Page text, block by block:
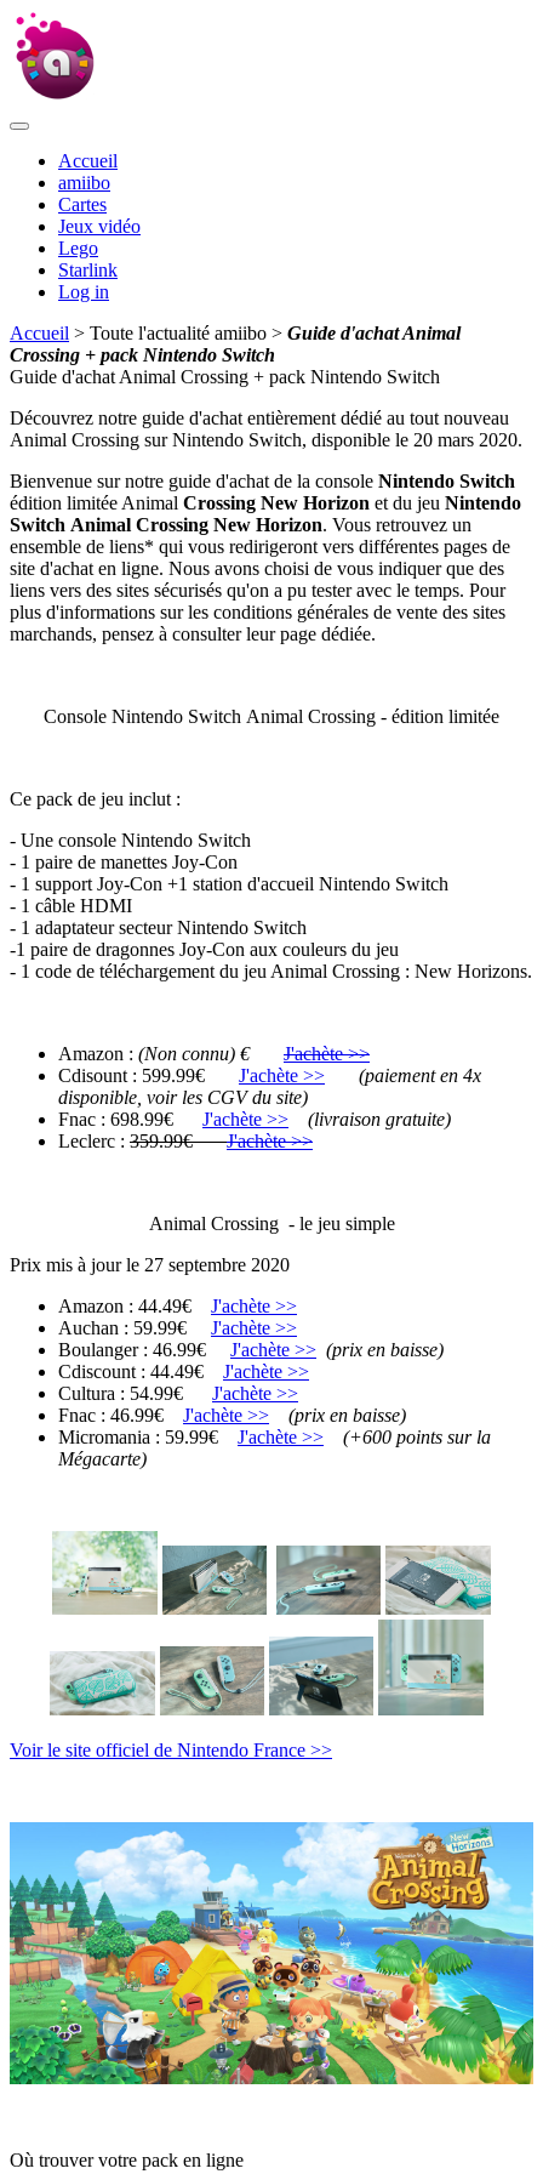
Accueil
amiibo
Cartes
Jeux vidéo
Lego
Starlink
Log in
Accueil > Toute l'actualité amiibo > Guide d'achat Animal
Crossing + pack Nintendo Switch
Guide d'achat Animal Crossing + pack Nintendo Switch
Découvrez notre guide d'achat entièrement dédié au tout nouveau
Animal Crossing sur Nintendo Switch, disponible le 20 mars 2020.
Bienvenue sur notre guide d'achat de la console Nintendo Switch
édition limitée Animal Crossing New Horizon et du jeu Nintendo
Switch Animal Crossing New Horizon. Vous retrouvez un
ensemble de liens* qui vous redirigeront vers différentes pages de
site d'achat en ligne. Nous avons choisi de vous indiquer que des
liens vers des sites sécurisés qu'on a pu tester avec le temps. Pour
plus d'informations sur les conditions générales de vente des sites
marchands, pensez à consulter leur page dédiée.
Console Nintendo Switch Animal Crossing - édition limitée
Ce pack de jeu inclut :
- Une console Nintendo Switch
- 1 paire de manettes Joy-Con
- 1 support Joy-Con +1 station d'accueil Nintendo Switch
- 1 câble HDMI
- 1 adaptateur secteur Nintendo Switch
-1 paire de dragonnes Joy-Con aux couleurs du jeu
- 1 code de téléchargement du jeu Animal Crossing : New Horizons.
Amazon : (Non connu) €
J'achète >>
Cdisount : 599.99€ J'achète >>
(paiement en 4x
disponible, voir les CGV du site)
Fnac : 698.99€ J'achète >>
(livraison gratuite)
Leclerc : 359.99€J'achète >>
Animal Crossing - le jeu simple
Prix mis à jour le 27 septembre 2020
Amazon : 44.49€ J'achète >>
Auchan : 59.99€ J'achète >>
Boulanger : 46.99€ J'achète >> (prix en baisse)
Cdiscount : 44.49€ J'achète >>
Cultura : 54.99€ J'achète >>
Fnac : 46.99€ J'achète >>
(prix en baisse)
Micromania : 59.99€ J'achète >>
(+600 points sur la
Mégacarte)
Voir le site officiel de Nintendo France >>
Où trouver votre pack en ligne